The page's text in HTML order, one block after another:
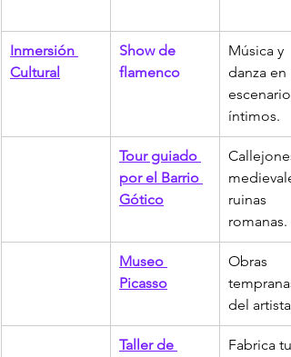
Inmersión
Cultural
Show de
flamenco
Música y
danza en
íntimos.
Tour guiado
por el Barrio
Gótico
Callejones
ruinas
romanas.
Museo
Picasso
Obras
tempranas
del artista.
Taller de
Fabrica tu